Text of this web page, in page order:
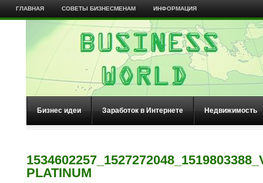
ГЛАВНАЯ СОВЕТЫ БИЗНЕСМЕНАМ ИНФОРМАЦИЯ
Бизнес идеи Заработок в Интернете Недвижимость
PLATINUM